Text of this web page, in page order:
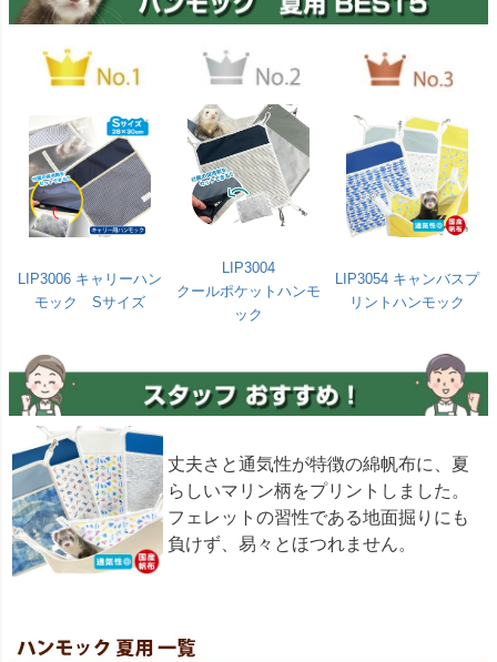
LIP3006 キャリーハン
モック Sサイズ
LIP3004
クールポケットハンモ
ック
LIP3054 キャンバスプ
リントハンモック
丈夫さと通気性が特徴の綿帆布に、夏
らしいマリン柄をプリントしました。
フェレットの習性である地面掘りにも
負けず、易々とほつれません。